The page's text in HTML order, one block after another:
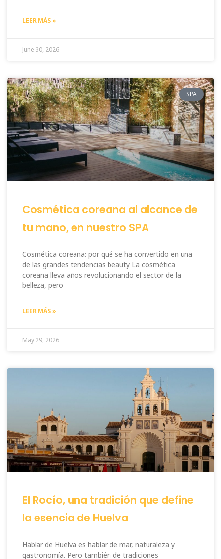
LEER MÁS »
June 30, 2026
SPA
Cosmética coreana al alcance de
tu mano, en nuestro SPA
Cosmética coreana: por qué se ha convertido en una
de las grandes tendencias beauty La cosmética
coreana lleva años revolucionando el sector de la
belleza, pero
LEER MÁS »
May 29, 2026
El Rocío, una tradición que define
la esencia de Huelva
Hablar de Huelva es hablar de mar, naturaleza y
gastronomía. Pero también de tradiciones